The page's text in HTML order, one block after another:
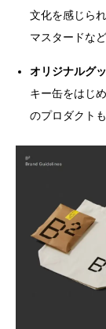
文化を感じら
マスタードな
オリジナルグ
キー缶をはじ
のプロダクト